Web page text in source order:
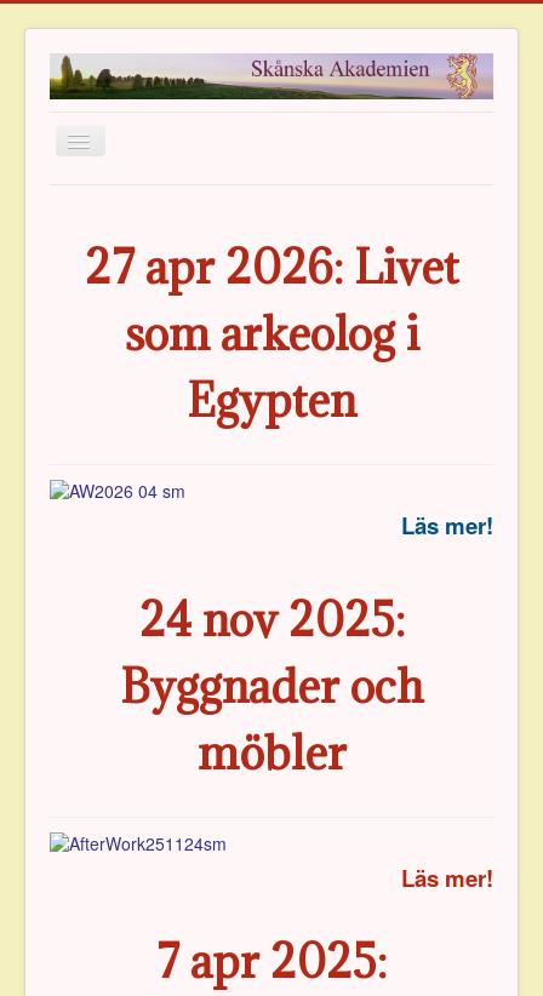
Om Akademien
Ledamöter
Verksamhet
Vänföreningen
27 apr 2026: Livet
som arkeolog i
Egypten
Läs mer!
24 nov 2025:
Byggnader och
möbler
Läs mer!
7 apr 2025: